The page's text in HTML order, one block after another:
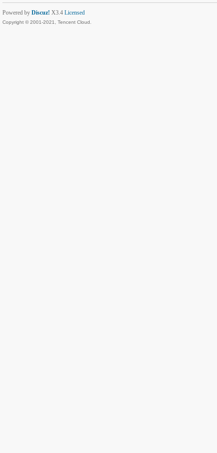
Powered by Discuz! X3.4 Licensed
Copyright © 2001-2021, Tencent Cloud.